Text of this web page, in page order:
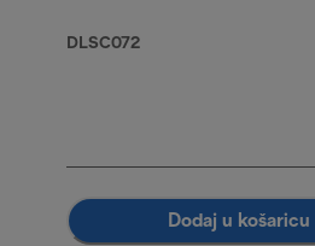
DLSC072
Dodaj u košaricu